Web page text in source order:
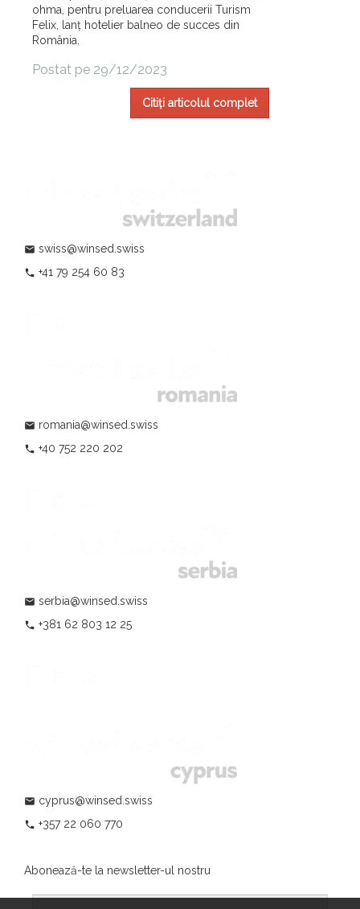
ohma, pentru preluarea conducerii Turism
Felix, lanț hotelier balneo de succes din
România.
Postat pe 29/12/2023
Citiți articolul complet
mail swiss@winsed.swiss
phone +41 79 254 60 83
mail romania@winsed.swiss
phone +40 752 220 202
mail serbia@winsed.swiss
phone +381 62 803 12 25
mail cyprus@winsed.swiss
phone +357 22 060 770
Abonează-te la newsletter-ul nostru